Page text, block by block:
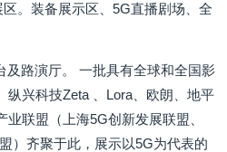
。装备展示区、5G直播剧场、全
及路演厅。 一批具有全球和全国影
纵兴科技Zeta 、Lora、欧朗、地平
联盟（上海5G创新发展联盟、
）齐聚于此，展示以5G为代表的